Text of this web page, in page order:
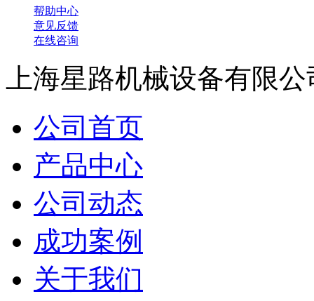
帮助中心
意见反馈
在线咨询
上海星路机械设备有限公
公司首页
产品中心
公司动态
成功案例
关于我们